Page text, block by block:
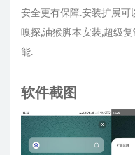
安全更有保障.安装扩展可
嗅探,油猴脚本安装,超级
能.
软件截图